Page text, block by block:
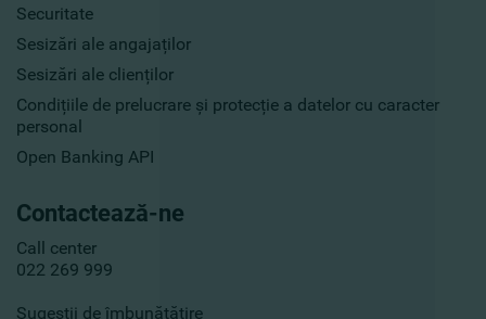
Securitate
Sesizări ale angajaților
Sesizări ale clienților
Condițiile de prelucrare și protecție a datelor cu caracter
personal
Open Banking API
Contactează-ne
Call center
022 269 999
Sugestii de îmbunătățire